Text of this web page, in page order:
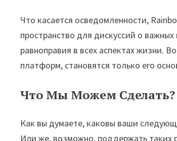
Что касается осведомленности,
пространство для дискуссий о
равноправия в всех аспектах жизни.
платформ, становятся только его
Что Мы Можем Сделать?
Как вы думаете, каковы ваши
Или же, возможно, поддержать таких